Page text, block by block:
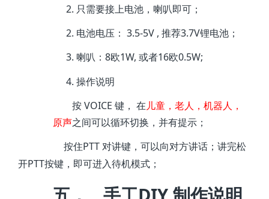
2. 只需要接上电池，喇叭即可；
2. 电池电压： 3.5-5V , 推荐3.7V锂电池；
3. 喇叭： 8欧1W, 或者16欧0.5W;
4. 操作说明
按 VOICE 键， 在 儿童，老人，机器人，
原声之间可以循环切换，并有提示；
按住PTT 对讲键，可以向对方讲话；讲完松
开PTT按键，即可进入待机模式；